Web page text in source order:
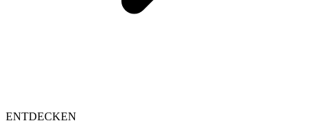
ENTDECKEN